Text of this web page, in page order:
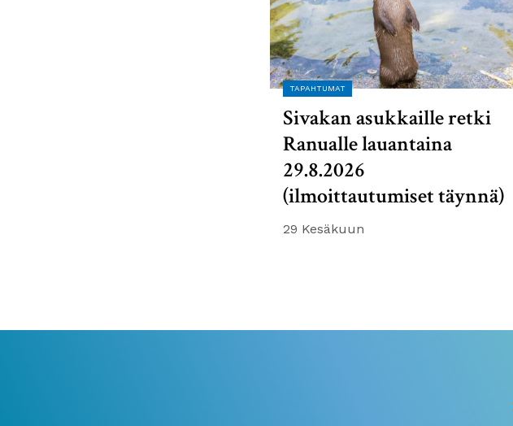
TAPAHTUMAT
Sivakan asukkaille retki
Ranualle lauantaina
29.8.2026
(ilmoittautumiset täynnä)
29 Kesäkuun